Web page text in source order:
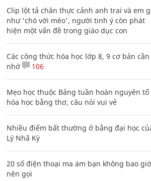
Clip lột tả chân thực cảnh anh trai và em
như 'chó với mèo', người tinh ý còn phát
hiện một vấn đề trong giáo dục con
Các công thức hóa học lớp 8, 9 cơ bản cần
nhớ
106
Mẹo học thuộc Bảng tuần hoàn nguyên tố
hóa học bằng thơ, câu nói vui vẻ
Nhiều điểm bất thường ở bằng đại học
Lý Nhã Kỳ
20 số điện thoại ma ám bạn không bao giờ
nên gọi